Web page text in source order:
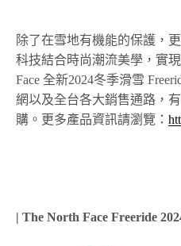
除了在雪地有機能的保護，
科技結合時尚潮流美學，實
Face 全新2024冬季滑雪
網以及全台各大銷售通路，
購。更多產品資訊請瀏覽：
| The North Face Freeride